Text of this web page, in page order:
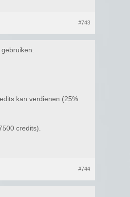
#743
kan verdienen (25%
credits).
#744